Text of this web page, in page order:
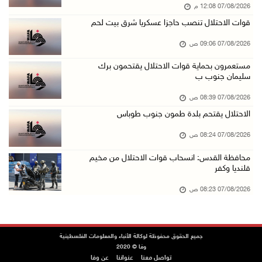
الاحتلال يعتقل شابين من المغير
06/آب/2026 10:27 م
وزير الداخلية يبحث مع مكافحة المخدرات الدولي ...
06/آب/2026 10:01 م
06/آب/2026 09:17 م
إصابة مسن بجروح ورضوض إثر اعتداء جيش الاحتلال ...
ورشة توصي بخطة عاجلة لاستعادة التعليم الوجاهي ...
الرئيس يستقبل مجلس بلدية رام الله ويشدد على د ...
07/08/2026 12:08 م
قوات الاحتلال تنصب حاجزا عسكريا شرق بيت لحم
07/08/2026 09:06 ص
مستعمرون بحماية قوات الاحتلال يقتحمون برك
سليمان جنوب ب
07/08/2026 08:39 ص
الاحتلال يقتحم بلدة طمون جنوب طوباس
07/08/2026 08:24 ص
محافظة القدس: انسحاب قوات الاحتلال من مخيم
قلنديا وكفر
07/08/2026 08:23 ص
جميع الحقوق محفوظة لوكالة الأنباء والمعلومات الفلسطينية
وفا © 2020
تواصل معنا عنواننا عن وفا